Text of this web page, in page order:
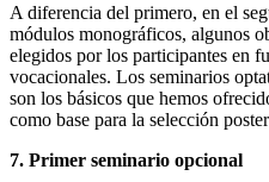
A diferencia del primero, en el
módulos monográficos, algunos
elegidos por los participantes en
vocacionales. Los seminarios
son los básicos que hemos
como base para la selección
7. Primer seminario opcional